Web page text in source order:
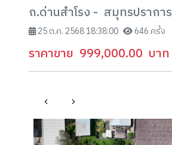
ถ.ด่านสำโรง - สมุทรปราการ
25 ต.ค. 2568 18:38:00 646 ครั้ง
ราคาขาย 999,000.00 บาท